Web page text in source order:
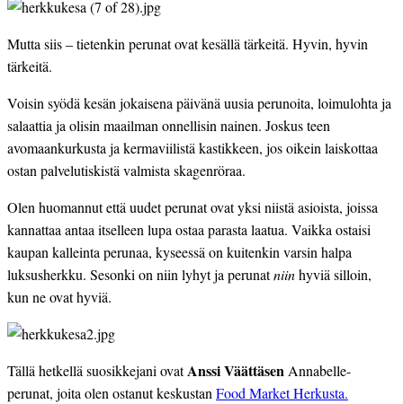
Mutta siis – tietenkin perunat ovat kesällä tärkeitä. Hyvin, hyvin
tärkeitä.
Voisin syödä kesän jokaisena päivänä uusia perunoita, loimulohta ja
salaattia ja olisin maailman onnellisin nainen. Joskus teen
avomaankurkusta ja kermaviilistä kastikkeen, jos oikein laiskottaa
ostan palvelutiskistä valmista skagenröraa.
Olen huomannut että uudet perunat ovat yksi niistä asioista, joissa
kannattaa antaa itselleen lupa ostaa parasta laatua. Vaikka ostaisi
kaupan kalleinta perunaa, kyseessä on kuitenkin varsin halpa
luksusherkku. Sesonki on niin lyhyt ja perunat niin hyviä silloin,
kun ne ovat hyviä.
Tällä hetkellä suosikkejani ovat Anssi Väättäsen Annabelle-
perunat, joita olen ostanut keskustan Food Market Herkusta.